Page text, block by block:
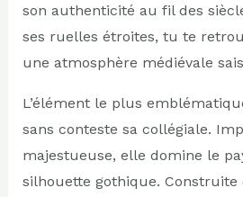
son authenticité au fil des
ses ruelles étroites, tu te
une atmosphère médiévale
L’élément le plus
sans conteste sa collégiale.
majestueuse, elle domine le
silhouette gothique. Construite